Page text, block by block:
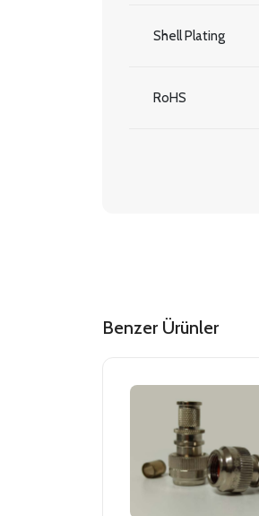
Shell Plating
RoHS
Benzer Ürünler